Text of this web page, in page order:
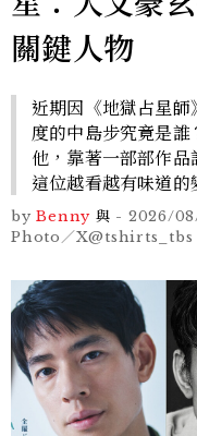
關鍵人物
近期因《地獄占星
度的中島步究竟是
他，靠著一部部作
這位越看越有味道的
by Benny 與 - 2026/
Photo／